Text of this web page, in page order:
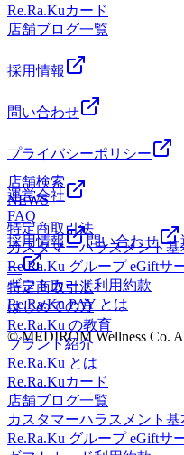
Re.Ra.Kuカード
店舗ブログ一覧
採用情報
問い合わせ
プライバシーポリシー
運営会社
特定商取引法
カスタマーハラスメント基
Re.Ra.Ku グループ eGiftサ
ギフトカード利用約款
Re.Ra.Ku PAY とは
© MEDIROM Wellness Co.
店舗検索
NEWS
FAQ
採用情報
問い合わせ
ー
特定商取引法
はじめての方
Re.Ra.Ku の教育
ブランド紹介
Re.Ra.Ku とは
Re.Ra.Kuカード
店舗ブログ一覧
カスタマーハラスメント基
Re.Ra.Ku グループ eGiftサ